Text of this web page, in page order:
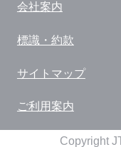
会社案内
標識・約款
サイトマップ
ご利用案内
Copyright